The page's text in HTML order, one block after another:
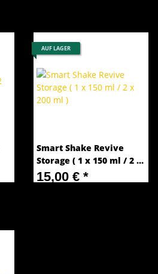
AUF LAGER
Smart Shake Revive
Storage ( 1 x 150 ml / 2 x
200 ml )
15,00 € *